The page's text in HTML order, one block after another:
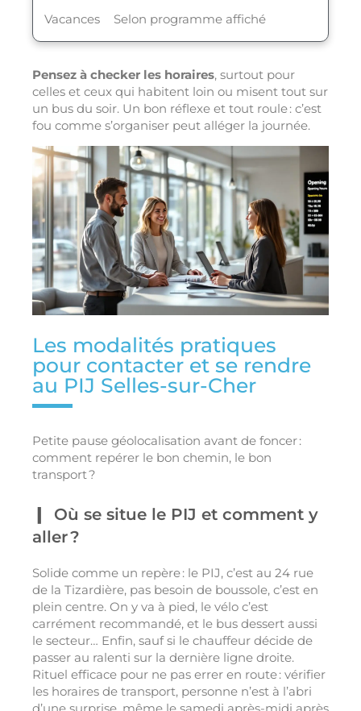
Vacances
Selon programme affiché
Pensez à checker les horaires, surtout pour
celles et ceux qui habitent loin ou misent tout sur
un bus du soir. Un bon réflexe et tout roule : c’est
fou comme s’organiser peut alléger la journée.
Les modalités pratiques
pour contacter et se rendre
au PIJ Selles-sur-Cher
Petite pause géolocalisation avant de foncer :
comment repérer le bon chemin, le bon
transport ?
Où se situe le PIJ et comment y
aller ?
Solide comme un repère : le PIJ, c’est au 24 rue
de la Tizardière, pas besoin de boussole, c’est en
plein centre. On y va à pied, le vélo c’est
carrément recommandé, et le bus dessert aussi
le secteur… Enfin, sauf si le chauffeur décide de
passer au ralenti sur la dernière ligne droite.
Rituel efficace pour ne pas errer en route : vérifier
les horaires de transport, personne n’est à l’abri